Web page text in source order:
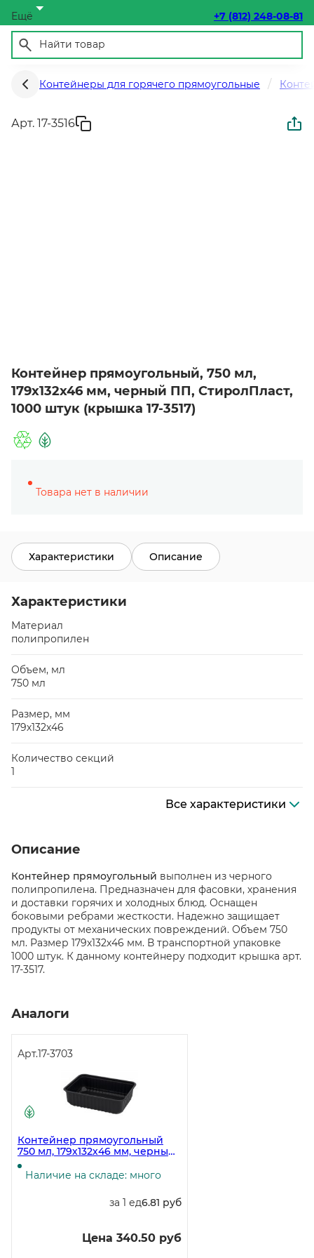
Ещё +7 (812) 248-08-81
Контейнеры для горячего прямоугольные
Арт. 17-3516
Контейнер прямоугольный, 750 мл,
179х132х46 мм, черный ПП, СтиролПласт,
1000 штук (крышка 17-3517)
Товара нет в наличии
Характеристики Описание
Характеристики
Материал
полипропилен
Объем, мл
750 мл
Размер, мм
179х132х46
Количество секций
1
Все характеристики
Описание
Контейнер прямоугольный выполнен из черного
полипропилена. Предназначен для фасовки, хранения
и доставки горячих и холодных блюд. Оснащен
боковыми ребрами жесткости. Надежно защищает
продукты от механических повреждений. Объем 750
мл. Размер 179х132х46 мм. В транспортной упаковке
1000 штук. К данному контейнеру подходит крышка арт.
17-3517.
Аналоги
Арт.17-3703
Контейнер прямоугольный
750 мл, 179х132х46 мм, черный
ПП, 50 штук (крышка 17-3699)
Наличие на складе: много
за 1 ед6.81 руб
Цена 340.50 руб